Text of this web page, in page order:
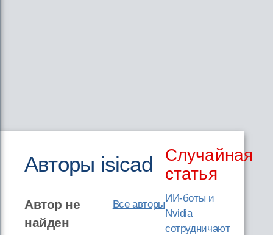
Авторы isicad
Все авторы
Автор не
найден
Случайная
статья
ИИ-боты и
Nvidia
сотрудничают